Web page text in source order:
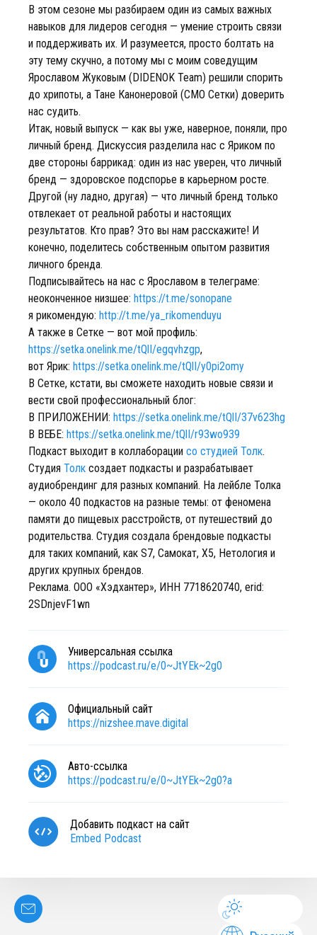
В этом сезоне мы разбираем один из самых важных
навыков для лидеров сегодня — умение строить связи
и поддерживать их. И разумеется, просто болтать на
эту тему скучно, а потому мы с моим соведущим
Ярославом Жуковым (DIDENOK Team) решили спорить
до хрипоты, а Тане Канонеровой (CMO Сетки) доверить
нас судить.
Итак, новый выпуск — как вы уже, наверное, поняли, про
личный бренд. Дискуссия разделила нас с Яриком по
две стороны баррикад: один из нас уверен, что личный
бренд — здоровское подспорье в карьерном росте.
Другой (ну ладно, другая) — что личный бренд только
отвлекает от реальной работы и настоящих
результатов. Кто прав? Это вы нам расскажите! И
конечно, поделитесь собственным опытом развития
личного бренда.
Подписывайтесь на нас с Ярославом в телеграме:
неоконченное низшее: https://t.me/sonopane
я рикомендую: http://t.me/ya_rikomenduyu
А также в Сетке — вот мой профиль:
https://setka.onelink.me/tQlI/egqvhzgp,
вот Ярик: https://setka.onelink.me/tQlI/y0pi2omy
В Сетке, кстати, вы сможете находить новые связи и
вести свой профессиональный блог:
В ПРИЛОЖЕНИИ: https://setka.onelink.me/tQlI/37v623hg
В ВЕБЕ: https://setka.onelink.me/tQlI/r93wo939
Подкаст выходит в коллаборации со студией Толк.
Студия Толк создает подкасты и разрабатывает
аудиобрендинг для разных компаний. На лейбле Толка
— около 40 подкастов на разные темы: от феномена
памяти до пищевых расстройств, от путешествий до
родительства. Студия создала брендовые подкасты
для таких компаний, как S7, Самокат, X5, Нетология и
других крупных брендов.
Реклама. ООО «Хэдхантер», ИНН 7718620740, erid:
2SDnjevF1wn
Универсальная ссылка
https://podcast.ru/e/0~JtYEk~2g0
Официальный сайт
https://nizshee.mave.digital
Авто-ссылка
https://podcast.ru/e/0~JtYEk~2g0?a
Добавить подкаст на сайт
Embed Podcast